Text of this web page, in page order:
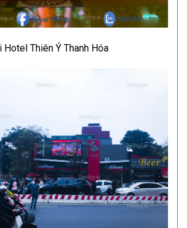
Hotel Thiên Ý Thanh Hóa